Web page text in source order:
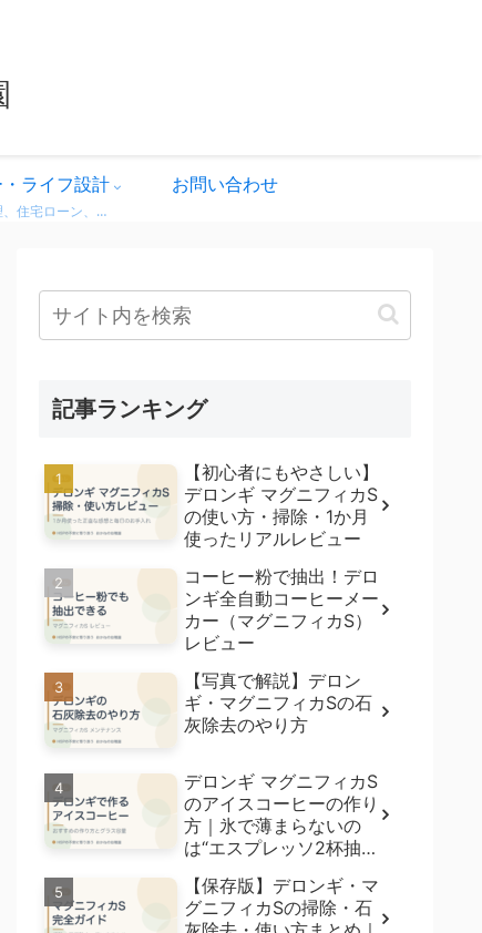
ライフ設計
家計管理、住宅ローン、保険、ふるさと納税など、暮らしのお金にまつわる情報をわかりやすく解説。 無理せず・不安なく、将来に備えるためのヒントをまとめています。 どれも実体験をベースに、生活者目線で書いています。
お問い合わせ
記事ランキング
【初心者にもやさしい】
デロンギ マグニフィカS
の使い方・掃除・1か月
使ったリアルレビュー
コーヒー粉で抽出！デロ
ンギ全自動コーヒーメー
カー（マグニフィカS）
レビュー
【写真で解説】デロン
ギ・マグニフィカSの石
灰除去のやり方
デロンギ マグニフィカS
のアイスコーヒーの作り
方｜氷で薄まらないの
は“エスプレッソ2杯抽
【保存版】デロンギ・マ
グニフィカSの掃除・石